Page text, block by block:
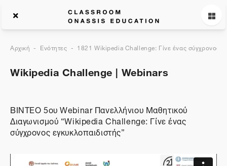
Αρχική Ενότητες 1821 Wikipedia Challenge: Γίνε ένας σύγχρονος
Wikipedia Challenge | Webinars
ΒΙΝΤΕΟ 5oυ Webinar Πανελλήνιου Μαθητικού
Διαγωνισμού “Wikipedia Challenge: Γίνε ένας
σύγχρονος εγκυκλοπαιδιστής”